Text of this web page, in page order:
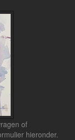
of
hieronder.